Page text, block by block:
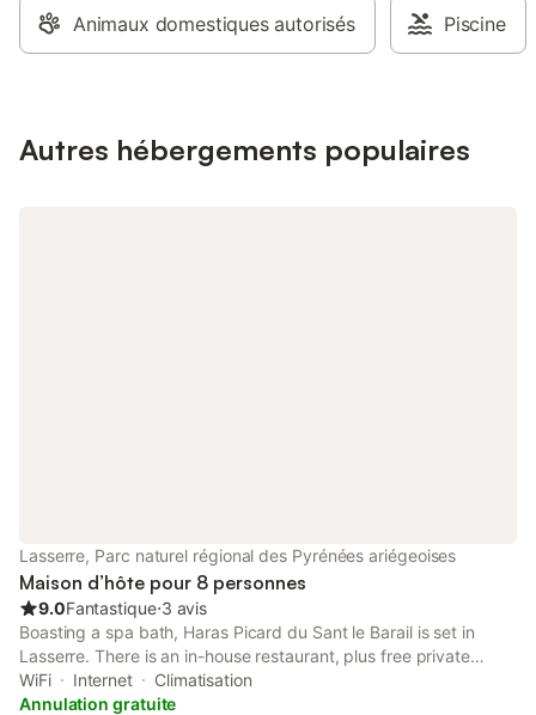
café sur place,
aux régimes
tandis que les
Animaux domestiques autorisés Piscine
Autres hébergements populaires
Lasserre, Parc naturel régional des Pyrénées ariégeoises
Maison d’hôte pour 8 personnes
9.0Fantastique⋅3 avis
Boasting a spa bath, Haras Picard du Sant le Barail is set in
Lasserre. There is an in-house restaurant, plus free private
parking and free WiFi are available. The guest house has a hot
tub and a 24-hour front desk.
WiFi Internet
Climatisation
Annulation gratuite